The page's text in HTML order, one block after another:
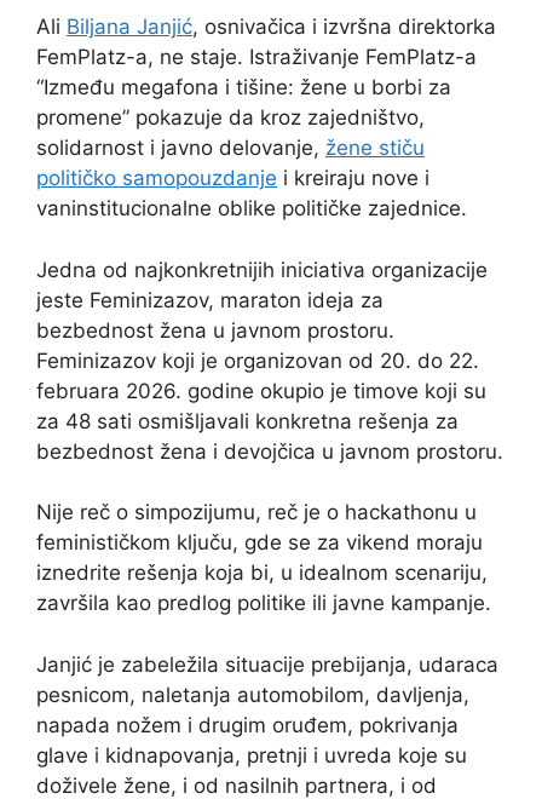
Ali Biljana Janjić, osnivačica i izvršna direktorka
FemPlatz-a, ne staje. Istraživanje FemPlatz-a
“Između megafona i tišine: žene u borbi za
promene” pokazuje da kroz zajedništvo,
solidarnost i javno delovanje, žene stiču
političko samopouzdanje i kreiraju nove i
vaninstitucionalne oblike političke zajednice.
Jedna od najkonkretnijih iniciativa organizacije
jeste Feminizazov, maraton ideja za
bezbednost žena u javnom prostoru.
Feminizazov koji je organizovan od 20. do 22.
februara 2026. godine okupio je timove koji su
za 48 sati osmišljavali konkretna rešenja za
bezbednost žena i devojčica u javnom prostoru.
Nije reč o simpozijumu, reč je o hackathonu u
feminističkom ključu, gde se za vikend moraju
iznedrite rešenja koja bi, u idealnom scenariju,
završila kao predlog politike ili javne kampanje.
Janjić je zabeležila situacije prebijanja, udaraca
pesnicom, naletanja automobilom, davljenja,
napada nožem i drugim oruđem, pokrivanja
glave i kidnapovanja, pretnji i uvreda koje su
doživele žene, i od nasilnih partnera, i od